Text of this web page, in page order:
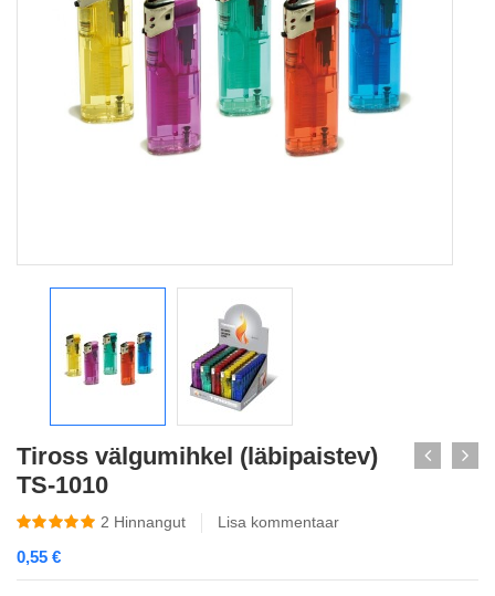
Tiross välgumihkel (läbipaistev)
TS-1010
2 Hinnangut Lisa kommentaar
0,55 €